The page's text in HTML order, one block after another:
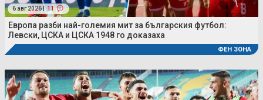
6 авг 2026 | 11
Европа разби най-големия мит за българския футбол:
Левски, ЦСКА и ЦСКА 1948 го доказаха
ФЕН ЗОНА